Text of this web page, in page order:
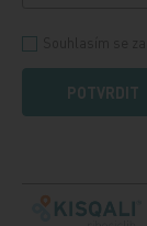
POTVRDIT